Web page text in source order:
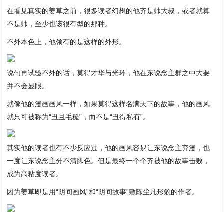
在看见真实的姜草之前，很多读者幻想的他齐是帅大叔，或者就算
不是帅，至少也该很有型的那种。
不外本色上，他领有的是这样的外形。
说句再试验不外的话，莫得才华与光环，他在东说念主群之中大要
并不会显眼。
就像他的漫画画风一样，如果莫得这样名满天下的故事，他的画风
就只可被称为“丑且毛糙”，而不是“丑得私有”。
其实他的读者也有不少反应过，他的画风容易让东说念主弃漫，也
一度让东说念主分不清脚色。但是最终一个个齐被他的故事击败，
成为高粘度读者。
因为姜草即是用“阴间画风”和“阴间故事”敷陈尘凡形貌的作者。